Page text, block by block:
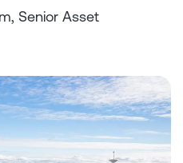
Senior Asset